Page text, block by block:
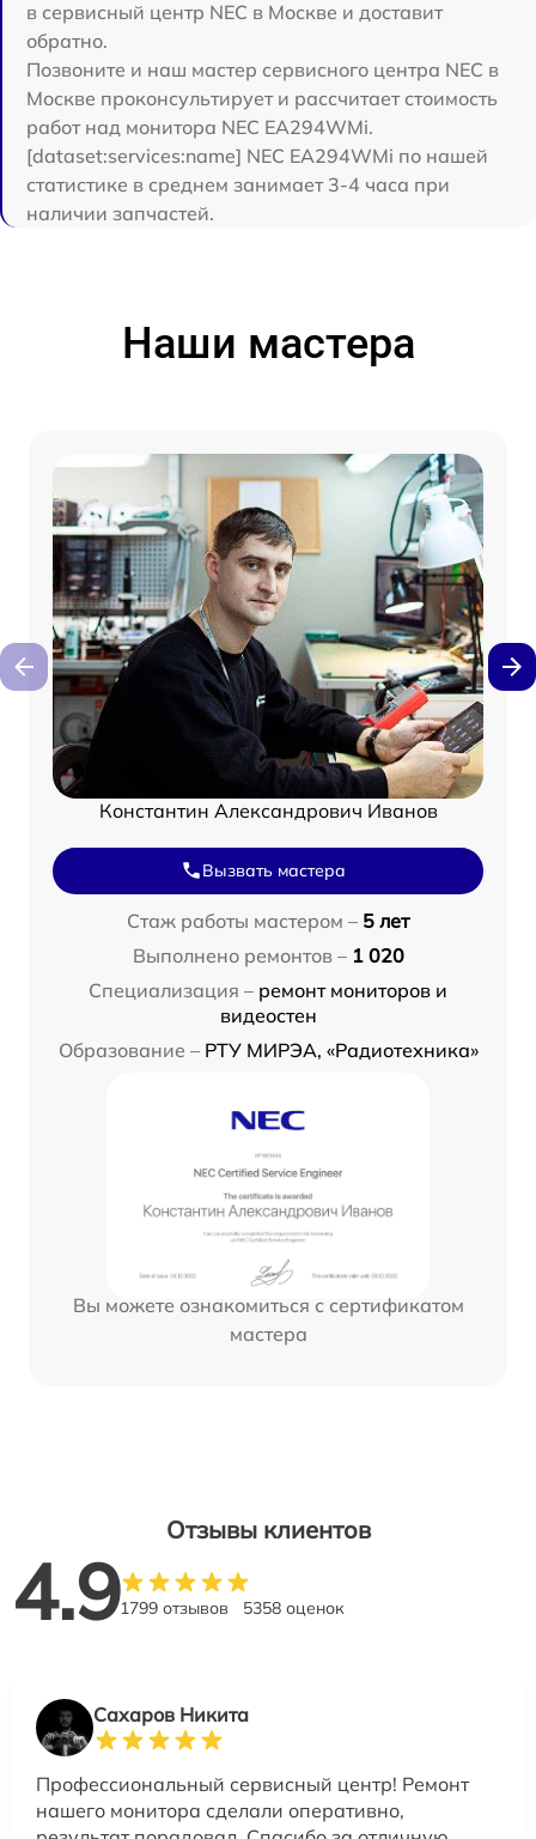
в сервисный центр NEC в Москве и доставит
обратно.
Позвоните и наш мастер сервисного центра NEC в
Москве проконсультирует и рассчитает стоимость
работ над монитора NEC EA294WMi.
[dataset:services:name] NEC EA294WMi по нашей
статистике в среднем занимает 3-4 часа при
наличии запчастей.
Наши мастера
Константин Александрович Иванов
Вызвать мастера
Стаж работы мастером – 5 лет
Выполнено ремонтов – 1 020
Специализация – ремонт мониторов и
видеостен
Образование – РТУ МИРЭА, «Радиотехника»
Вы можете ознакомиться с сертификатом
мастера
Отзывы клиентов
4.91799 отзывов 5358 оценок
Сахаров Никита
Профессиональный сервисный центр! Ремонт
нашего монитора сделали оперативно,